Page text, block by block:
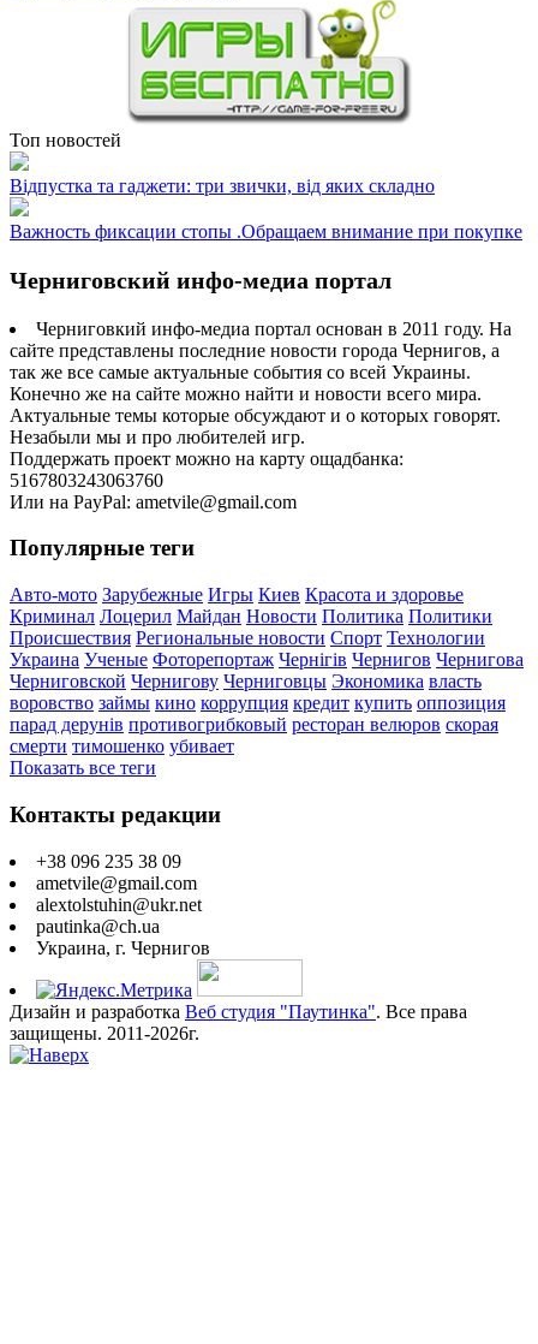
Топ новостей
Відпустка та гаджети: три звички, від яких складно
Важность фиксации стопы .Обращаем внимание при покупке
Черниговский инфо-медиа портал
Черниговкий инфо-медиа портал основан в 2011 году. На
сайте представлены последние новости города Чернигов, а
так же все самые актуальные события со всей Украины.
Конечно же на сайте можно найти и новости всего мира.
Актуальные темы которые обсуждают и о которых говорят.
Незабыли мы и про любителей игр.
Поддержать проект можно на карту ощадбанка:
5167803243063760
Или на PayPal: ametvile@gmail.com
Популярные теги
Авто-мото Зарубежные Игры Киев Красота и здоровье
Криминал Лоцерил Майдан Новости Политика Политики
Происшествия Региональные новости Спорт Технологии
Украина Ученые Фоторепортаж Чернігів Чернигов Чернигова
Черниговской Чернигову Черниговцы Экономика власть
воровство займы кино коррупция кредит купить оппозиция
парад дерунів противогрибковый ресторан велюров скорая
смерти тимошенко убивает
Показать все теги
Контакты редакции
+38 096 235 38 09
ametvile@gmail.com
alextolstuhin@ukr.net
pautinka@ch.ua
Украина, г. Чернигов
Дизайн и разработка Веб студия "Паутинка". Все права
защищены. 2011-2026г.